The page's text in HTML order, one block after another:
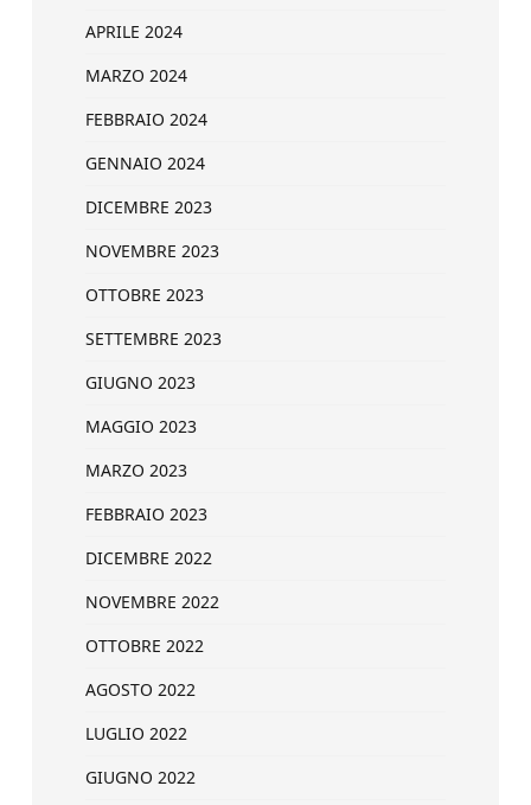
APRILE 2024
MARZO 2024
FEBBRAIO 2024
GENNAIO 2024
DICEMBRE 2023
NOVEMBRE 2023
OTTOBRE 2023
SETTEMBRE 2023
GIUGNO 2023
MAGGIO 2023
MARZO 2023
FEBBRAIO 2023
DICEMBRE 2022
NOVEMBRE 2022
OTTOBRE 2022
AGOSTO 2022
LUGLIO 2022
GIUGNO 2022